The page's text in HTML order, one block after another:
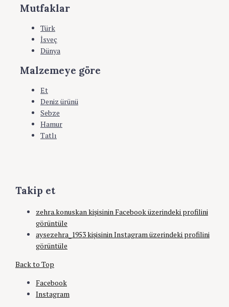
Mutfaklar
Türk
İsveç
Dünya
Malzemeye göre
Et
Deniz ürünü
Sebze
Hamur
Tatlı
Takip et
zehra.konuskan kişisinin Facebook üzerindeki profilini
görüntüle
aysezehra_1953 kişisinin Instagram üzerindeki profilini
görüntüle
Back to Top
Facebook
Instagram